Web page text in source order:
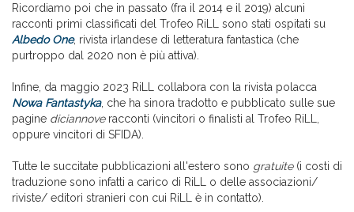
Ricordiamo poi che in passato (fra il 2014 e il 2019) alcuni
racconti primi classificati del Trofeo RiLL sono stati ospitati su
Albedo One, rivista irlandese di letteratura fantastica (che
purtroppo dal 2020 non è più attiva).
Infine, da maggio 2023 RiLL collabora con la rivista polacca
Nowa Fantastyka, che ha sinora tradotto e pubblicato sulle sue
pagine diciannoveracconti (vincitori o finalisti al Trofeo RiLL,
oppure vincitori di SFIDA).
Tutte le succitate pubblicazioni all'estero sono gratuite(i costi di
traduzione sono infatti a carico di RiLL o delle associazioni/
riviste/ editori stranieri con cui RiLL è in contatto).